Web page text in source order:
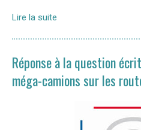
Lire la suite
Réponse à la question
méga-camions sur les